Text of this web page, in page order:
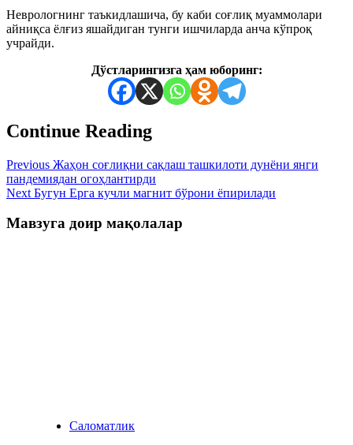
Неврологнинг таъкидлашича, бу каби соғлиқ муаммолари
айниқса ёлғиз яшайдиган тунги ишчиларда анча кўпроқ
учрайди.
Дўстларингизга ҳам юборинг:
Continue Reading
Previous Жаҳон соғлиқни сақлаш ташкилоти дунёни янги
пандемиядан огоҳлантирди
Next Бугун Ерга кучли магнит бўрони ёпирилади
Мавзуга доир мақолалар
Саломатлик